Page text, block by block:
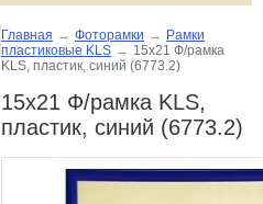
Главная → Фоторамки → Рамки
пластиковые KLS → 15x21 Ф/рамка
KLS, пластик, синий (6773.2)
15x21 Ф/рамка KLS,
пластик, синий (6773.2)